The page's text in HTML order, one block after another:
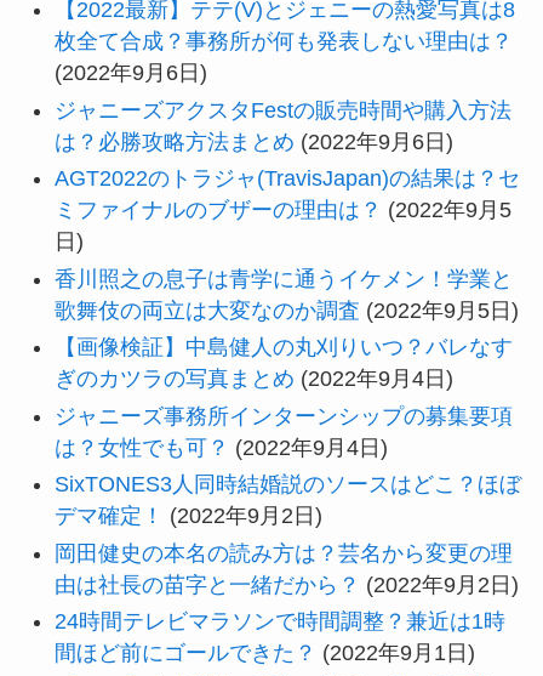
【2022最新】テテ(V)とジェニーの熱愛写真は8
枚全て合成？事務所が何も発表しない理由は？
(2022年9月6日)
ジャニーズアクスタFestの販売時間や購入方法
は？必勝攻略方法まとめ (2022年9月6日)
AGT2022のトラジャ(TravisJapan)の結果は？セ
ミファイナルのブザーの理由は？ (2022年9月5
日)
香川照之の息子は青学に通うイケメン！学業と
歌舞伎の両立は大変なのか調査 (2022年9月5日)
【画像検証】中島健人の丸刈りいつ？バレなす
ぎのカツラの写真まとめ (2022年9月4日)
ジャニーズ事務所インターンシップの募集要項
は？女性でも可？ (2022年9月4日)
SixTONES3人同時結婚説のソースはどこ？ほぼ
デマ確定！
(2022年9月2日)
岡田健史の本名の読み方は？芸名から変更の理
由は社長の苗字と一緒だから？ (2022年9月2日)
24時間テレビマラソンで時間調整？兼近は1時
間ほど前にゴールできた？ (2022年9月1日)